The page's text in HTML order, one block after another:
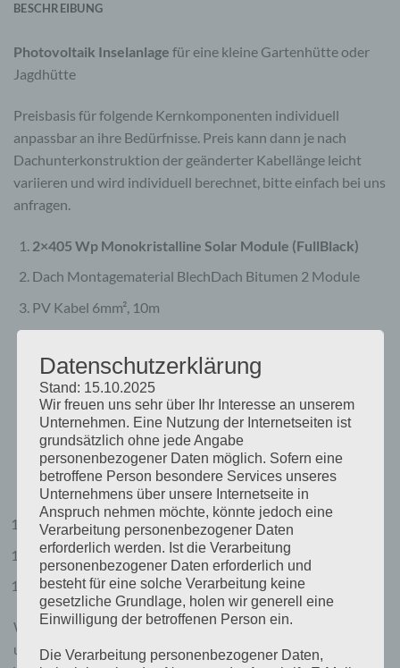
BESCHREIBUNG
Photovoltaik Inselanlage für eine kleine Gartenhütte oder
Jagdhütte
Preisbasis für folgende Kernkomponenten individuell
anpassbar an ihre Bedürfnisse. Preis kann dann je nach
Dachunterkonstruktion der geänderter Kabellänge leicht
variieren und wird individuell berechnet, bitte einfach bei uns
anfragen.
2×405 Wp Monokristalline Solar Module (FullBlack)
Dach Montagematerial BlechDach Bitumen 2 Module
PV Kabel 6mm², 10m
Wechselrichter 12/800 Phoenix mitBluetooth
Batteriemonitor Victron BMV712Überwachnung
Banner Energybull 12V/230Ah
Battery Protect 65Afür 12V DC Lasten
Sicherungsmaterial
Batteriekabel 16mm², 4m
Batteriekabel 25mm², 2m
Sicherungshalter + Sicherungen (2x 60A und 1x 100A)
Wie immer wird bei uns KundensupportGroß geschrieben
und das nicht nur vor dem Verkauf sondern auch nach dem
Datenschutzerklärung
Stand: 15.10.2025
Wir freuen uns sehr über Ihr Interesse an unserem
Unternehmen. Eine Nutzung der Internetseiten ist
grundsätzlich ohne jede Angabe
personenbezogener Daten möglich. Sofern eine
betroffene Person besondere Services unseres
Unternehmens über unsere Internetseite in
Anspruch nehmen möchte, könnte jedoch eine
Verarbeitung personenbezogener Daten
erforderlich werden. Ist die Verarbeitung
personenbezogener Daten erforderlich und
besteht für eine solche Verarbeitung keine
gesetzliche Grundlage, holen wir generell eine
Einwilligung der betroffenen Person ein.
Die Verarbeitung personenbezogener Daten,